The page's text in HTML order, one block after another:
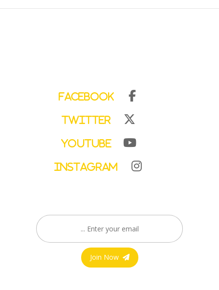
Facebook
Twitter
YouTube
Instagram
Join Now